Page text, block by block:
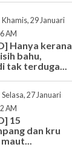
Khamis, 29 Januari
AM
Hanya kerana
bahu,
tak terduga...
Selasa, 27 Januari
AM
15
dan kru